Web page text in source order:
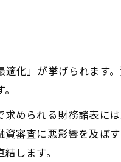
化」が挙げられます
められる財務諸表に
審査に悪影響を及ぼ
します。